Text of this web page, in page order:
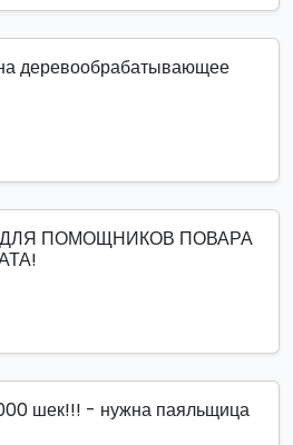
деревообрабатывающее
ПОМОЩНИКОВ ПОВАРА
шек!!! - нужна паяльщица